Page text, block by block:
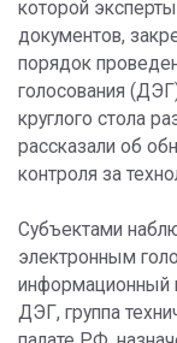
которой
документов,
порядок
голосования
круглого стола
рассказали об
контроля за
Субъектами
электронным
информационный
ДЭГ, группа